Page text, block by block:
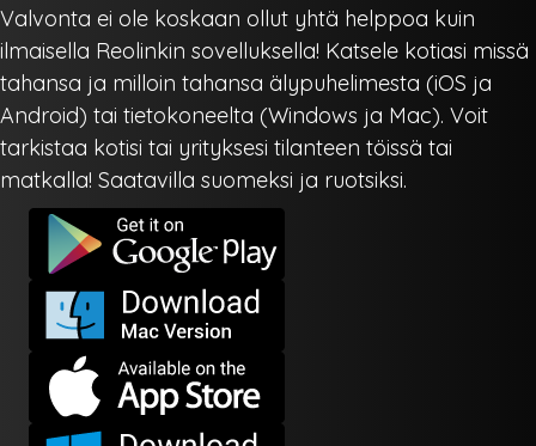
Valvonta ei ole koskaan ollut yhtä helppoa kuin
ilmaisella Reolinkin sovelluksella! Katsele kotiasi missä
tahansa ja milloin tahansa älypuhelimesta (iOS ja
Android) tai tietokoneelta (Windows ja Mac). Voit
tarkistaa kotisi tai yrityksesi tilanteen töissä tai
matkalla! Saatavilla suomeksi ja ruotsiksi.